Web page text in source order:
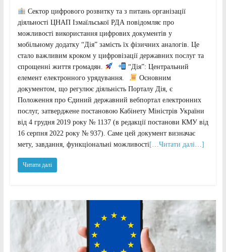
Сектор цифрового розвитку та з питань організації
діяльності ЦНАП Ізмаїльської РДА повідомляє про
можливості використання цифрових документів у
мобільному додатку “Дія” замість їх фізичних аналогів. Це
стало важливим кроком у цифровізації державних послуг та
спрощенні життя громадян.
“Дія”: Центральний
елемент електронного урядування.⠀
Основним
документом, що регулює діяльність Порталу Дія, є
Положення про Єдиний державний вебпортал електронних
послуг, затверджене постановою Кабінету Міністрів України
від 4 грудня 2019 року № 1137 (в редакції постанови КМУ від
16 серпня 2022 року № 937). Саме цей документ визначає
мету, завдання, функціональні можливості […Читати далі…]
Читати далі